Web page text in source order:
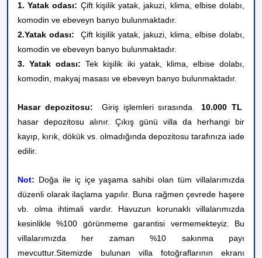
1. Yatak odası: Çift kişilik yatak, jakuzi, klima, elbise dolabı,
komodin ve ebeveyn banyo bulunmaktadır.
2.Yatak odası:
Çift kişilik yatak, jakuzi, klima, elbise dolabı,
komodin ve ebeveyn banyo bulunmaktadır.
3. Yatak odası:Tek kişilik iki yatak, klima, elbise dolabı,
komodin,
makyaj masası ve ebeveyn banyo bulunmaktadır.
Hasar depozitosu: Giriş işlemleri sırasında 10.000 TL
hasar depozitosu alınır. Çıkış günü villa da herhangi bir
kayıp, kırık, dökük vs. olmadığında depozitosu tarafınıza iade
edilir.
Not: Doğa ile iç içe yaşama sahibi olan tüm villalarımızda
düzenli olarak ilaçlama yapılır. Buna rağmen çevrede haşere
vb. olma ihtimali vardır. Havuzun korunaklı villalarımızda
kesinlikle %100 görünmeme garantisi vermemekteyiz. Bu
villalarımızda her zaman %10 sakınma payı
mevcuttur.Sitemizde bulunan villa fotoğraflarının ekranı